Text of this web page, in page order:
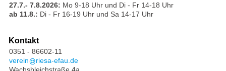
27.7.- 7.8.2026: Mo 9-18 Uhr und Di - Fr 14-18 Uhr
ab 11.8.: Di - Fr 16-19 Uhr und Sa 14-17 Uhr
Kontakt
0351 - 86602-11
verein
riesa-efau.de
Wachsbleichstraße 4a